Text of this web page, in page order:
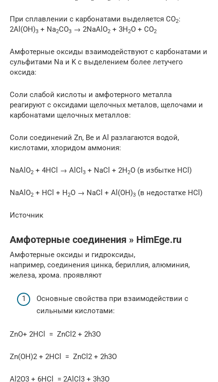
При сплавлении с карбонатами выделяется CO2:
2Al(OH)3 + Na2CO3 → 2NaAlO2 + 3H2O + CO2
Амфотерные оксиды взаимодействуют с карбонатами и
сульфитами Na и K с выделением более летучего
оксида:
Соли слабой кислоты и амфотерного металла
реагируют с оксидами щелочных металов, щелочами и
карбонатами щелочных металлов:
Соли соединений Zn, Be и Al разлагаются водой,
кислотами, хлоридом аммония:
NaAlO2 + 4HCl → AlCl 3 + NaCl + 2H2O (в избытке HCl)
NaAlO2 + HCl + H2O → NaCl + Al(OH)3 (в недостатке HCl)
Источник
Амфотерные соединения » HimEge.ru
Амфотерные оксиды и гидроксиды,
например, соединения цинка, бериллия, алюминия,
железа, хрома. проявляют
Основные свойства при взаимодействии с
сильными кислотами:
ZnO+ 2HCl = ZnCl2 + 2h3O
Zn(OH)2 + 2HCl = ZnCl2 + 2h3O
Al2O3 + 6HCl = 2AlCl3 + 3h3O